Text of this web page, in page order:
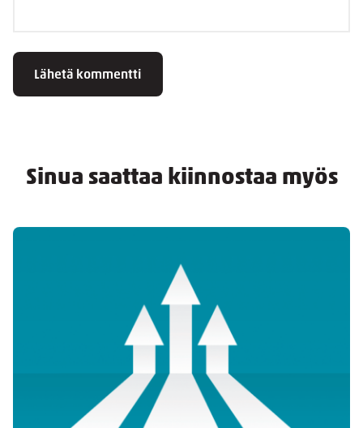
Sinua saattaa kiinnostaa myös